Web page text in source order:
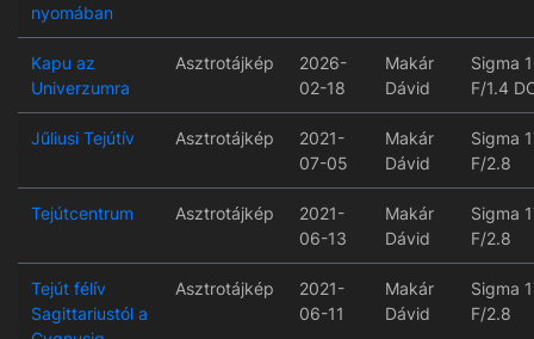
nyomában
Kapu az
Univerzumra
Asztrotájkép
2026-
02-18
Makár
Dávid
Sigma
F/1.4
Jűliusi Tejútív Asztrotájkép
2021-
07-05
Makár
Dávid
Sigma
F/2.8
Tejútcentrum Asztrotájkép
2021-
06-13
Makár
Dávid
Sigma
F/2.8
Tejút félív
Sagittariustól a
Asztrotájkép
2021-
06-11
Makár
Dávid
Sigma
F/2.8